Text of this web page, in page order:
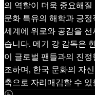
의 역할이 더욱 중요해
문화 특유의 해학과 긍
세계에 위로와 공감을
습니다. 메기 강 감독은
이 글로벌 팬들과의 진
조하며, 한국 문화의 자
축으로 자리매김할 수